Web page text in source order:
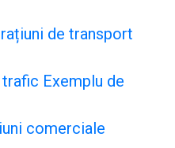
de transport
Exemplu de
comerciale